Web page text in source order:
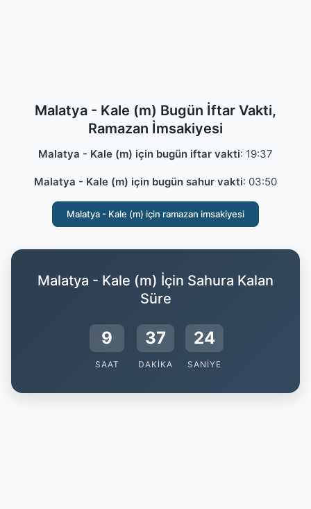
Malatya - Kale (m) Bugün İftar Vakti,
Ramazan İmsakiyesi
Malatya - Kale (m) için bugün iftar vakti: 19:37
Malatya - Kale (m) için bugün sahur vakti: 03:50
Malatya - Kale (m) için ramazan imsakiyesi
Malatya - Kale (m) İçin Sahura Kalan
Süre
9
SAAT
37
DAKIKA
24
SANIYE